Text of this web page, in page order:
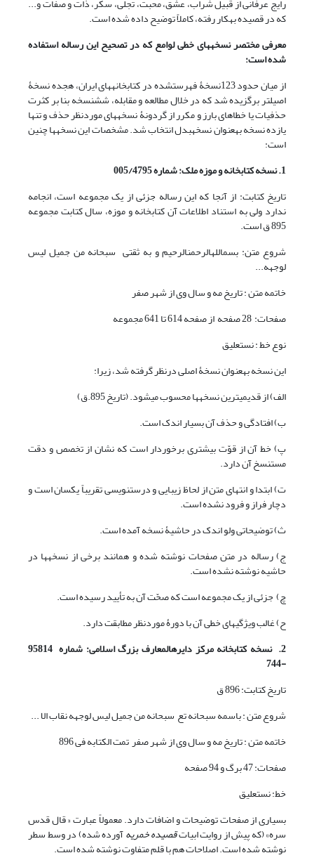
رایج عرفانی از قبیل شراب، عشق، محبت، تجلی، سکر، ذات و صفات و...
که در قصیده به‏کار رفته، کاملاً توضیح داده شده است.
معرفی مختصر نسخه‏های خطی لوامع که در تصحیح این رساله استفاده
شده است:
از میان حدود 123نسخۀ فهرست‏شده در کتابخانه‏های ایران، هجده نسخۀ
اصیل‏تر برگزیده شد که در خلال مطالعه و مقابله، شش‏نسخه بنا بر کثرت
حذفیات یا خطاهای بارز و مکرر از گردونۀ نسخه‏های موردنظر حذف و تنها
یازده نسخه به‏‏عنوان نسخه‏بدل انتخاب شد. مشخصات این نسخه‏ها چنین
است:
1. نسخه کتابخانه و موزه ملک: شماره 005/4795
تاریخ کتابت: از آنجا که این رساله جزئی از یک مجموعه است، انجامه
ندارد ولی به استناد اطلاعات آن کتابخانه و موزه، سال کتابت مجموعه
895 ق است.
شروع متن: بسم‏الله‏الرحمن‏الرحیم و به ثقتی سبحانه من جمیل لیس
لوجهه...
خاتمه متن : تاریخ مه و سال وی از شهر صفر
صفحات: 28 صفحه از صفحه 614 تا 641 مجموعه
نوع خط : نستعلیق
این نسخه به‏عنوان نسخۀ اصلی درنظر گرفته شد، زیرا:
الف) از قدیمی‏ترین نسخه‏ها محسوب می‏شود. (تاریخ 895.ق)
ب) افتادگی و حذف آن بسیار اندک است.
پ) خط آن از قوّت بیشتری برخوردار است که نشان از تخصص و دقت
مستنسخ آن دارد.
ت) ابتدا و انتهای متن از لحاظ زیبایی و درست‏نویسی تقریباً یکسان است و
دچار فراز و فرود نشده است.
ث) توضیحاتی ولو اندک در حاشیۀ نسخه آمده است.
ج) رساله در متن صفحات نوشته شده و همانند برخی از نسخه‏ها در
حاشیه نوشته نشده است.
چ) جزئی از یک مجموعه است که صحّت آن به تأیید رسیده است.
ح) غالب ویژگی‏های خطی آن با دورۀ موردنظر مطابقت دارد.
2. نسخه کتابخانه مرکز دایره‏المعارف بزرگ اسلامی: شماره 95814
-744
تاریخ کتابت: 896 ق
شروع متن : باسمه سبحانه تع سبحانه من جمیل لیس لوجهه نقاب الا ...
خاتمه متن : تاریخ مه و سال وی از شهر صفر تمت الکتابه فی 896
صفحات: 47 برگ و 94 صفحه
خط: نستعلیق
بسیاری از صفحات توضیحات و اضافات دارد. معمولاً عبارت « قال قدس
سره» (که پیش از روایت ابیاتقصیده خمریهآورده شده) در وسط سطر
نوشته شده است. اصلاحات هم با قلم متفاوت نوشته شده است.